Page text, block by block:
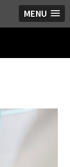
MENU